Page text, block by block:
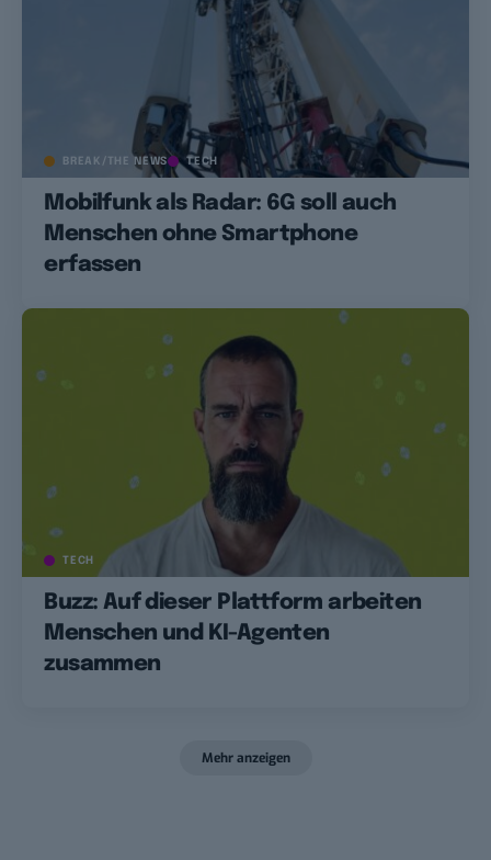
BREAK/THE NEWS TECH
Mobilfunk als Radar: 6G soll auch
Menschen ohne Smartphone
erfassen
TECH
Buzz: Auf dieser Plattform arbeiten
Menschen und KI-Agenten
zusammen
Mehr anzeigen